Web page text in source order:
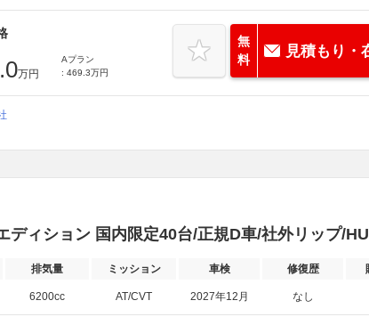
.0万円
Aプラン
: 469.3万円
無
料
見積もり・
ディション 国内限定40台/正規D車/社外リップ/
排気量 ミッション 車検 修復歴
6200cc AT/CVT 2027年12月 なし